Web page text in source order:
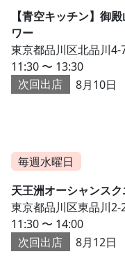
【青空キッチン】御
ワー
東京都品川区北品川4-
11:30 〜 13:30
次回出店
8月10日
毎週水曜日
天王洲オーシャンス
東京都品川区東品川2-
11:30 〜 14:00
次回出店
8月12日